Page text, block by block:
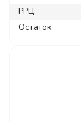
РРЦ:
Остаток: